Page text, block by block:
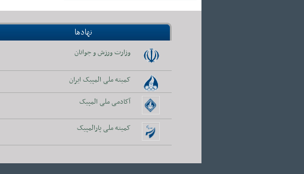
نهادها
وزارت ورزش و جوانان
کمیته ملی المپیک ایران
آکادمی ملی المپیک
کمیته ملی پارالمپیک